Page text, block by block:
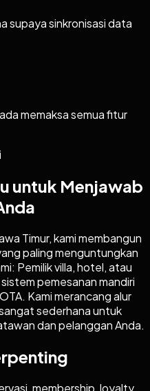
supaya sinkronisasi data
memaksa semua fitur
untuk Menjawab
Timur, kami membangun
paling menguntungkan
Pemilik villa, hotel, atau
pemesanan mandiri
Kami merancang alur
sederhana untuk
dan pelanggan Anda.
membership, loyalty,